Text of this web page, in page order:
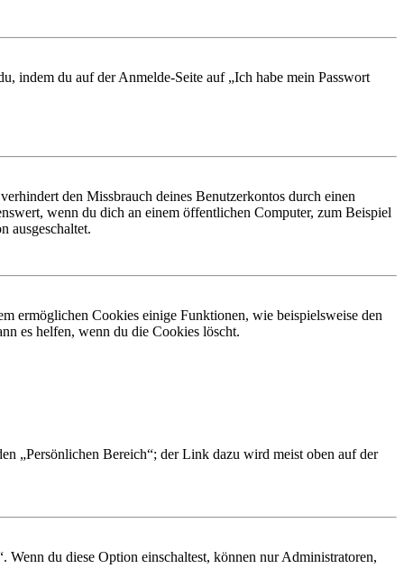
indem du auf der Anmelde-Seite auf „Ich habe mein Passwort
den Missbrauch deines Benutzerkontos durch einen
wenn du dich an einem öffentlichen Computer, zum Beispiel
ausgeschaltet.
ermöglichen Cookies einige Funktionen, wie beispielsweise den
es helfen, wenn du die Cookies löscht.
„Persönlichen Bereich“; der Link dazu wird meist oben auf der
du diese Option einschaltest, können nur Administratoren,